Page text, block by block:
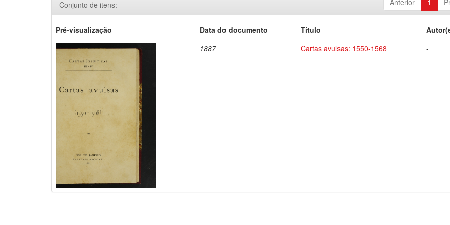
Anterior 1
Conjunto de itens:
Pré-visualização Data do documento Título
1887
Cartas avulsas: 1550-1568 -